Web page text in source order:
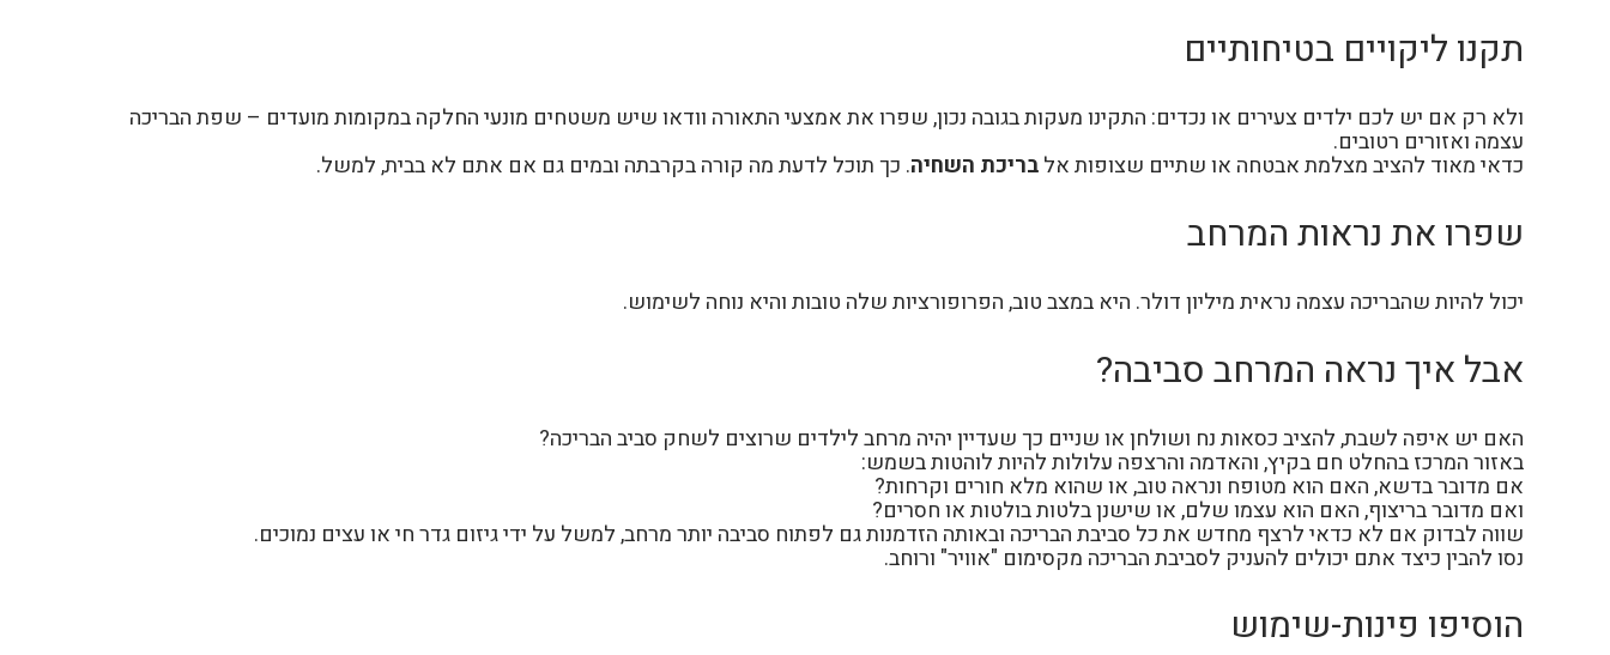
תקנו ליקויים בטיחותיים
ולא רק אם יש לכם ילדים צעירים או נכדים: התקינו מעקות בגובה נכון, שפרו את אמצעי התאורה וודאו שיש משטחים מונעי החלקה במקומות מועדים – שפת הבריכה
עצמה ואזורים רטובים.
כדאי מאוד להציב מצלמת אבטחה או שתיים שצופות אלבריכת השחיה. כך תוכל לדעת מה קורה בקרבתה ובמים גם אם אתם לא בבית, למשל.
שפרו את נראות המרחב
יכול להיות שהבריכה עצמה נראית מיליון דולר. היא במצב טוב, הפרופורציות שלה טובות והיא נוחה לשימוש.
אבל איך נראה המרחב סביבה?
האם יש איפה לשבת, להציב כסאות נח ושולחן או שניים כך שעדיין יהיה מרחב לילדים שרוצים לשחק סביב הבריכה?
באזור המרכז בהחלט חם בקיץ, והאדמה והרצפה עלולות להיות לוהטות בשמש:
אם מדובר בדשא, האם הוא מטופח ונראה טוב, או שהוא מלא חורים וקרחות?
ואם מדובר בריצוף, האם הוא עצמו שלם, או שישנן בלטות בולטות או חסרים?
שווה לבדוק אם לא כדאי לרצף מחדש את כל סביבת הבריכה ובאותה הזדמנות גם לפתוח סביבה יותר מרחב, למשל על ידי גיזום גדר חי או עצים נמוכים.
נסו להבין כיצד אתם יכולים להעניק לסביבת הבריכה מקסימום "אוויר" ורוחב.
הוסיפו פינות-שימוש